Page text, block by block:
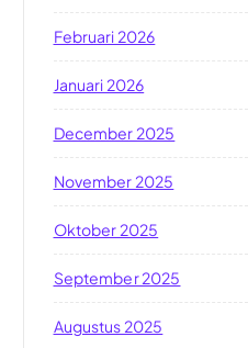
Februari 2026
Januari 2026
December 2025
November 2025
Oktober 2025
September 2025
Augustus 2025